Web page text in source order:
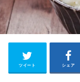
ツイート シェア